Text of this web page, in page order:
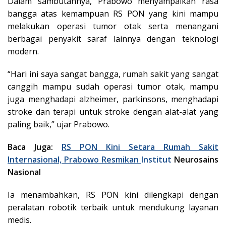
bangga atas kemampuan RS PON yang kini mampu
melakukan operasi tumor otak serta menangani
berbagai penyakit saraf lainnya dengan teknologi
modern.
“Hari ini saya sangat bangga, rumah sakit yang sangat
canggih mampu sudah operasi tumor otak, mampu
juga menghadapi alzheimer, parkinsons, menghadapi
stroke dan terapi untuk stroke dengan alat-alat yang
paling baik,” ujar Prabowo.
Baca Juga: RS PON Kini Setara Rumah Sakit
Internasional, Prabowo Resmikan Institut Neurosains
Nasional
Ia menambahkan, RS PON kini dilengkapi dengan
peralatan robotik terbaik untuk mendukung layanan
medis.